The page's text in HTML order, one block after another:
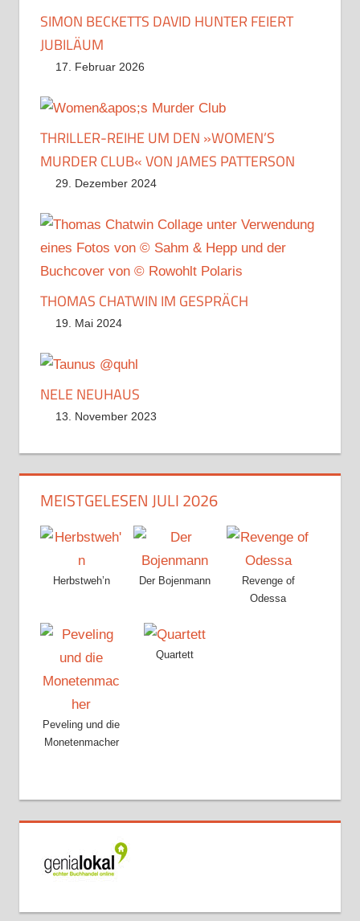
SIMON BECKETTS DAVID HUNTER FEIERT
JUBILÄUM
17. Februar 2026
THRILLER-REIHE UM DEN »WOMEN’S
MURDER CLUB« VON JAMES PATTERSON
29. Dezember 2024
THOMAS CHATWIN IM GESPRÄCH
19. Mai 2024
NELE NEUHAUS
13. November 2023
MEISTGELESEN JULI 2026
Herbstweh’n Der Bojenmann
Revenge of
Odessa
Peveling und die
Monetenmacher
Quartett